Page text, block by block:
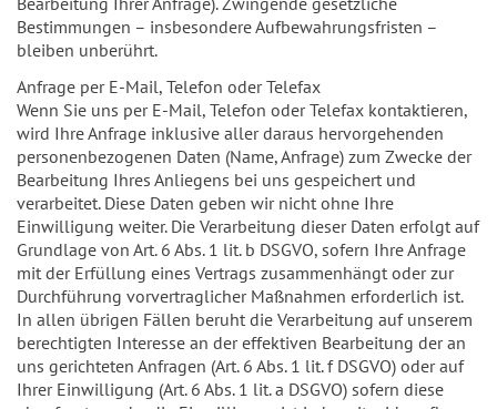
Bestimmungen – insbesondere Aufbewahrungsfristen –
bleiben unberührt.
Anfrage per E-Mail, Telefon oder Telefax
Wenn Sie uns per E-Mail, Telefon oder Telefax kontaktieren,
wird Ihre Anfrage inklusive aller daraus hervorgehenden
personenbezogenen Daten (Name, Anfrage) zum Zwecke der
Bearbeitung Ihres Anliegens bei uns gespeichert und
verarbeitet. Diese Daten geben wir nicht ohne Ihre
Einwilligung weiter. Die Verarbeitung dieser Daten erfolgt auf
Grundlage von Art. 6 Abs. 1 lit. b DSGVO, sofern Ihre Anfrage
mit der Erfüllung eines Vertrags zusammenhängt oder zur
Durchführung vorvertraglicher Maßnahmen erforderlich ist.
In allen übrigen Fällen beruht die Verarbeitung auf unserem
berechtigten Interesse an der effektiven Bearbeitung der an
uns gerichteten Anfragen (Art. 6 Abs. 1 lit. f DSGVO) oder auf
Ihrer Einwilligung (Art. 6 Abs. 1 lit. a DSGVO) sofern diese